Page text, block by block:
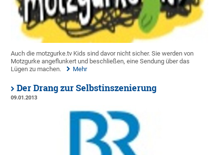
Auch die motzgurke.tv Kids sind davor nicht sicher. Sie werden von
Motzgurke angeflunkert und beschließen, eine Sendung über das
Lügen zu machen.
Mehr
Der Drang zur Selbstinszenierung
09.01.2013